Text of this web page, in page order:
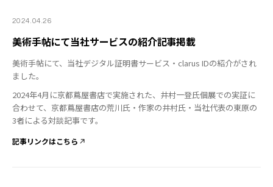
2024.04.26
美術手帖にて当社サービスの紹介記事掲載
美術手帖にて、当社デジタル証明書サービス・clarus IDの紹介がされ
ました。
2024年4月に京都蔦屋書店で実施された、井村一登氏個展での実証に
合わせて、京都蔦屋書店の荒川氏・作家の井村氏・当社代表の東原の
3者による対談記事です。
記事リンクはこちら